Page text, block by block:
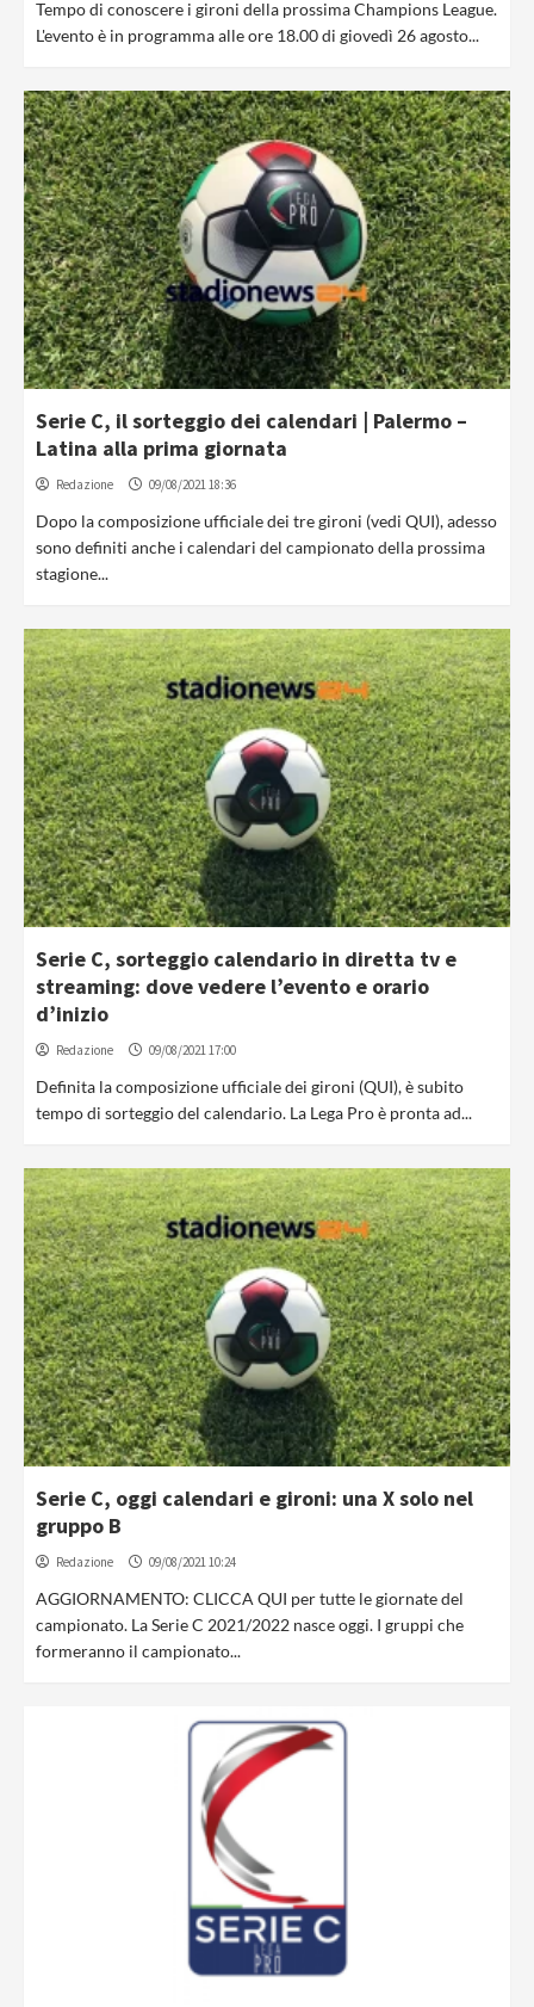
Tempo di conoscere i gironi della prossima Champions League.
L'evento è in programma alle ore 18.00 di giovedì 26 agosto...
Serie C, il sorteggio dei calendari | Palermo –
Latina alla prima giornata
Redazione 09/08/2021 18:36
Dopo la composizione ufficiale dei tre gironi (vedi QUI), adesso
sono definiti anche i calendari del campionato della prossima
stagione...
Serie C, sorteggio calendario in diretta tv e
streaming: dove vedere l’evento e orario
d’inizio
Redazione 09/08/2021 17:00
Definita la composizione ufficiale dei gironi (QUI), è subito
tempo di sorteggio del calendario. La Lega Pro è pronta ad...
Serie C, oggi calendari e gironi: una X solo nel
gruppo B
Redazione 09/08/2021 10:24
AGGIORNAMENTO: CLICCA QUI per tutte le giornate del
campionato. La Serie C 2021/2022 nasce oggi. I gruppi che
formeranno il campionato...